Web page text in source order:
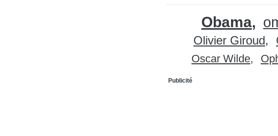
Obama
Olivier Giroud
Oscar Wilde
Publicité